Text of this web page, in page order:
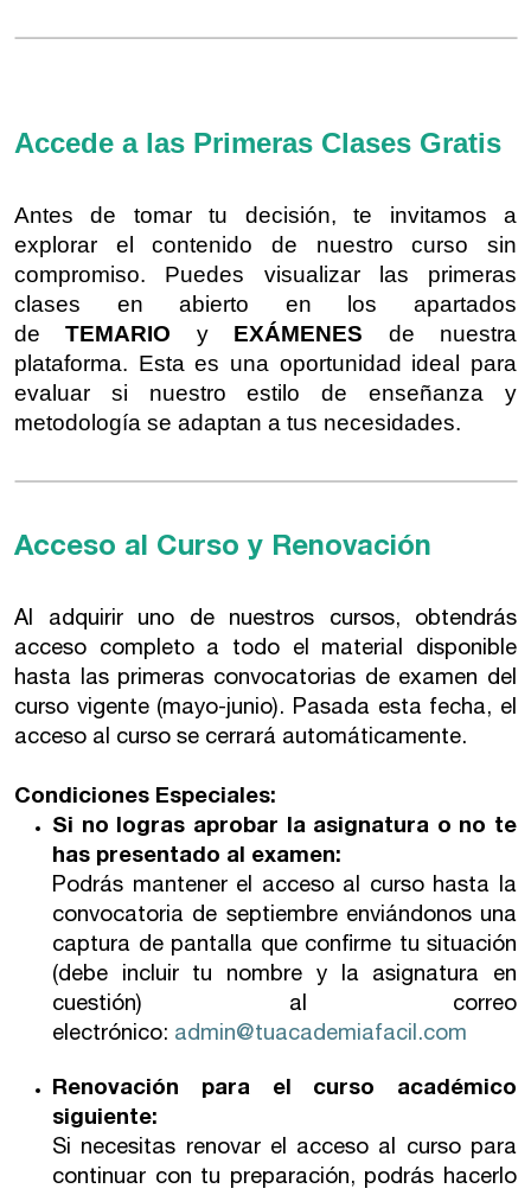
Accede a las Primeras Clases Gratis
Antes de tomar tu decisión, te invitamos a
explorar el contenido de nuestro curso sin
compromiso. Puedes visualizar las primeras
clases en abierto en los apartados
deTEMARIO y EXÁMENES de nuestra
plataforma. Esta es una oportunidad ideal para
evaluar si nuestro estilo de enseñanza y
metodología se adaptan a tus necesidades.
Acceso al Curso y Renovación
Al adquirir uno de nuestros cursos, obtendrás
acceso completo a todo el material disponible
hasta las primeras convocatorias de examen del
curso vigente (mayo-junio). Pasada esta fecha, el
acceso al curso se cerrará automáticamente.
Condiciones Especiales:
Si no logras aprobar la asignatura o no te
has presentado al examen:
Podrás mantener el acceso al curso hasta la
convocatoria de septiembre enviándonos una
captura de pantalla que confirme tu situación
(debe incluir tu nombre y la asignatura en
cuestión) al correo
electrónico: admin@tuacademiafacil.com
Renovación para el curso académico
siguiente:
Si necesitas renovar el acceso al curso para
continuar con tu preparación, podrás hacerlo